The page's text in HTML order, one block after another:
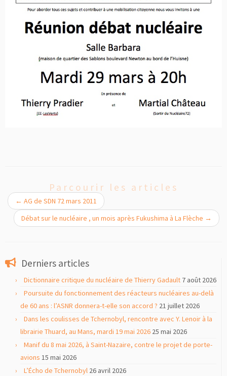
Parcourir les articles
← AG de SDN 72 mars 2011
Débat sur le nucléaire , un mois après Fukushima à La Flèche →
Derniers articles
Dictionnaire critique du nucléaire de Thierry Gadault 7 août 2026
Poursuite du fonctionnement des réacteurs nucléaires au-delà
de 60 ans : l’ASNR donnera-t-elle son accord ? 21 juillet 2026
Dans les coulisses de Tchernobyl, rencontre avec Y. Lenoir à la
librairie Thuard, au Mans, mardi 19 mai 2026 25 mai 2026
Manif du 8 mai 2026, à Saint-Nazaire, contre le projet de porte-
avions 15 mai 2026
L’Écho de Tchernobyl 26 avril 2026